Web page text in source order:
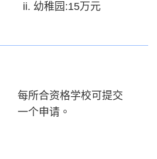
幼稚园:15万元
每所合资格学校可提交
一个申请。